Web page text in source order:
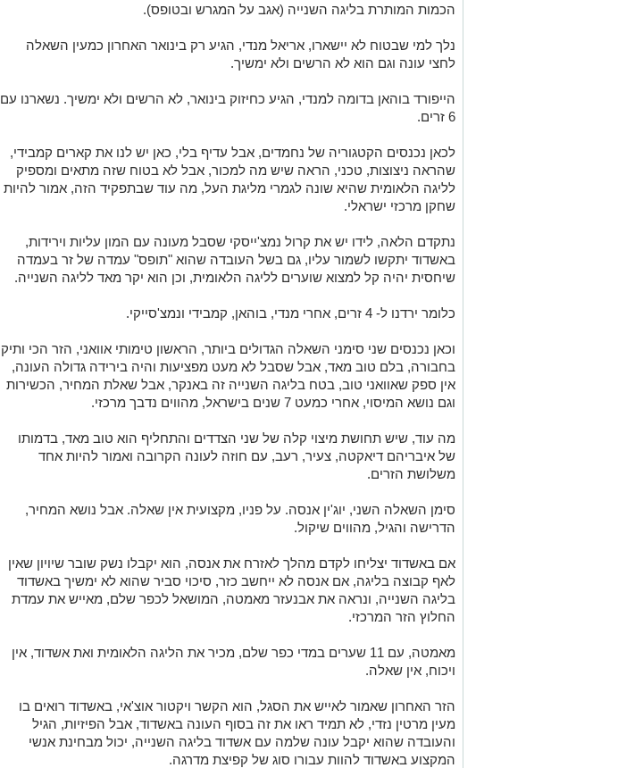
הכמות המותרת בליגה השנייה (אגב על המגרש ובטופס).
נלך למי שבטוח לא יישארו, אריאל מנדי, הגיע רק בינואר האחרון כמעין השאלה
לחצי עונה וגם הוא לא הרשים ולא ימשיך.
הייפורד בוהאן בדומה למנדי, הגיע כחיזוק בינואר, לא הרשים ולא ימשיך. נשארנו עם
6 זרים.
לכאן נכנסים הקטגוריה של נחמדים, אבל עדיף בלי, כאן יש לנו את קארים קמבידי,
שהראה ניצוצות, טכני, הראה שיש מה למכור, אבל לא בטוח שזה מתאים ומספיק
לליגה הלאומית שהיא שונה לגמרי מליגת העל, מה עוד שבתפקיד הזה, אמור להיות
שחקן מרכזי ישראלי.
נתקדם הלאה, לידו יש את קרול נמצ'ייסקי שסבל מעונה עם המון עליות וירידות,
באשדוד יתקשו לשמור עליו, גם בשל העובדה שהוא "תופס" עמדה של זר בעמדה
שיחסית יהיה קל למצוא שוערים לליגה הלאומית, וכן הוא יקר מאד לליגה השנייה.
כלומר ירדנו ל- 4 זרים, אחרי מנדי, בוהאן, קמבידי ונמצ'סייקי.
וכאן נכנסים שני סימני השאלה הגדולים ביותר, הראשון טימותי אוואני, הזר הכי ותיק
בחבורה, בלם טוב מאד, אבל שסבל לא מעט מפציעות והיה בירידה גדולה העונה,
אין ספק שאוואני טוב, בטח בליגה השנייה זה באנקר, אבל שאלת המחיר, הכשירות
וגם נושא המיסוי, אחרי כמעט 7 שנים בישראל, מהווים נדבך מרכזי.
מה עוד, שיש תחושת מיצוי קלה של שני הצדדים והתחליף הוא טוב מאד, בדמותו
של איבריהם דיאקטה, צעיר, רעב, עם חוזה לעונה הקרובה ואמור להיות אחד
משלושת הזרים.
סימן השאלה השני, יוג'ין אנסה. על פניו, מקצועית אין שאלה. אבל נושא המחיר,
הדרישה והגיל, מהווים שיקול.
אם באשדוד יצליחו לקדם מהלך לאזרח את אנסה, הוא יקבלו נשק שובר שיויון שאין
לאף קבוצה בליגה, אם אנסה לא ייחשב כזר, סיכוי סביר שהוא לא ימשיך באשדוד
בליגה השנייה, ונראה את אבנעזר מאמטה, המושאל לכפר שלם, מאייש את עמדת
החלוץ הזר המרכזי.
מאמטה, עם 11 שערים במדי כפר שלם, מכיר את הליגה הלאומית ואת אשדוד, אין
ויכוח, אין שאלה.
הזר האחרון שאמור לאייש את הסגל, הוא הקשר ויקטור אוצ'אי, באשדוד רואים בו
מעין מרטין נזדי, לא תמיד ראו את זה בסוף העונה באשדוד, אבל הפיזיות, הגיל
והעובדה שהוא יקבל עונה שלמה עם אשדוד בליגה השנייה, יכול מבחינת אנשי
המקצוע באשדוד להוות עבורו סוג של קפיצת מדרגה.